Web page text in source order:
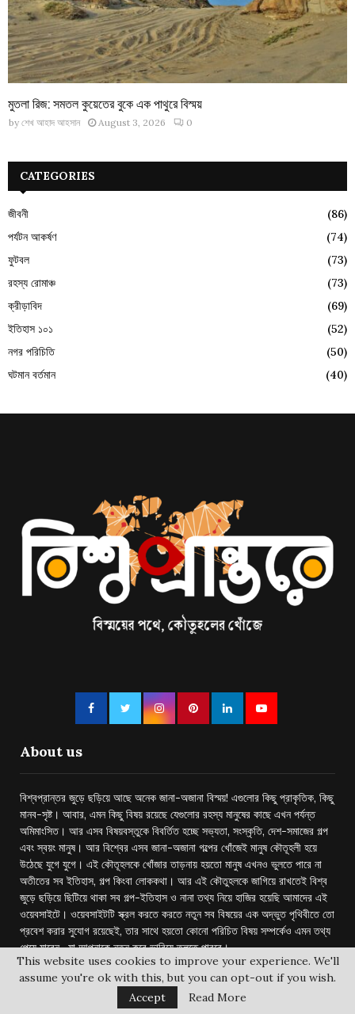
মুতলা রিজ: সমতল কুয়েতের বুকে এক পাথুরে বিস্ময়
by শেখ আহাদ আহসান August 3, 2026 0
CATEGORIES
জীবনী
(86)
পর্যটন আকর্ষণ
(74)
ফুটবল
(73)
রহস্য রোমাঞ্চ
(73)
ক্রীড়াবিদ
(69)
ইতিহাস ১০১
(52)
নগর পরিচিতি
(50)
ঘটমান বর্তমান
(40)
About us
বিশ্বপ্রান্তর জুড়ে ছড়িয়ে আছে অনেক জানা-অজানা বিস্ময়! এগুলোর কিছু প্রাকৃতিক, কিছু
মানব-সৃষ্ট। আবার, এমন কিছু বিষয় রয়েছে যেগুলোর রহস্য মানুষের কাছে এখন পর্যন্ত
অমিমাংসিত। আর এসব বিষয়বস্তুকে বিবর্তিত হচ্ছে সভ্যতা, সংস্কৃতি, দেশ-সমাজের গল্প
এবং স্বয়ং মানুষ। আর বিশ্বের এসব জানা-অজানা গল্পের খোঁজেই মানুষ কৌতূহলী হয়ে
উঠেছে যুগে যুগে। এই কৌতূহলকে খোঁজার তাড়নায় হয়তো মানুষ এখনও ভুলতে পারে না
অতীতের সব ইতিহাস, গল্প কিংবা লোককথা। আর এই কৌতুহলকে জাগিয়ে রাখতেই বিশ্ব
জুড়ে ছড়িয়ে ছিটিয়ে থাকা সব গল্প-ইতিহাস ও নানা তথ্য নিয়ে হাজির হয়েছি আমাদের এই
ওয়েবসাইটে। ওয়েবসাইটটি স্ক্রল করতে করতে নতুন সব বিষয়ের এক অদ্ভুত পৃথিবীতে তো
প্রবেশ করার সুযোগ রয়েছেই, তার সাথে হয়তো কোনো পরিচিত বিষয় সম্পর্কেও এমন তথ্য
পেয়ে যাবেন- যা আপনাকে নতুন করে ভাবিয়ে তুলতে পারবে।
Address
This website uses cookies to improve your experience. We'll
assume you're ok with this, but you can opt-out if you wish.
Accept
Read More